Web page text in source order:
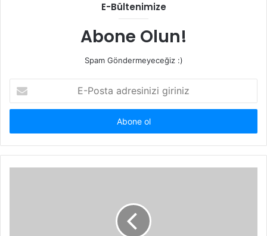
E-Bültenimize
Abone Olun!
Spam Göndermeyeceğiz :)
Posta
adresinizi